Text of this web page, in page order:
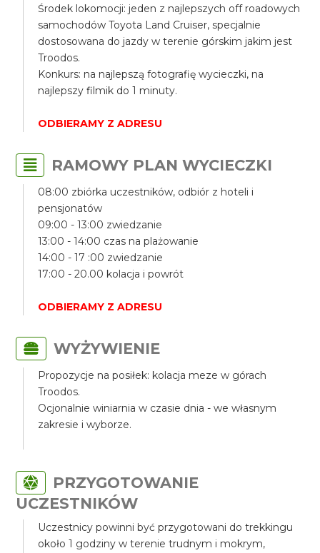
Środek lokomocji: jeden z najlepszych off roadowych
samochodów Toyota Land Cruiser, specjalnie
dostosowana do jazdy w terenie górskim jakim jest
Troodos.
Konkurs: na najlepszą fotografię wycieczki, na
najlepszy filmik do 1 minuty.
ODBIERAMY Z ADRESU
RAMOWY PLAN WYCIECZKI
08:00 zbiórka uczestników, odbiór z hoteli i
pensjonatów
09:00 - 13:00 zwiedzanie
13:00 - 14:00 czas na plażowanie
14:00 - 17 :00 zwiedzanie
17:00 - 20.00 kolacja i powrót
ODBIERAMY Z ADRESU
WYŻYWIENIE
Propozycje na posiłek: kolacja meze w górach
Troodos.
Ocjonalnie winiarnia w czasie dnia - we własnym
zakresie i wyborze.
PRZYGOTOWANIE
UCZESTNIKÓW
Uczestnicy powinni być przygotowani do trekkingu
około 1 godziny w terenie trudnym i mokrym,